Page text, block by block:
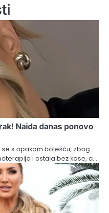
Naida danas ponovo
s opakom bolešću, zbog
i ostala bez kose, a…